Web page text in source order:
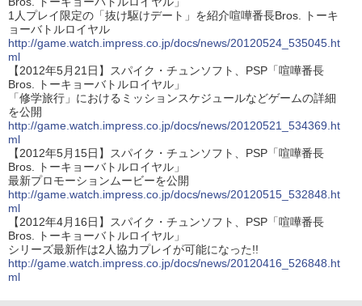
1人プレイ限定の「抜け駆けデート」を紹介喧嘩番長Bros. トーキ
ョーバトルロイヤル
http://game.watch.impress.co.jp/docs/news/20120524_535045.ht
ml
【2012年5月21日】スパイク・チュンソフト、PSP「喧嘩番長
Bros. トーキョーバトルロイヤル」
「修学旅行」におけるミッションスケジュールなどゲームの詳細
を公開
http://game.watch.impress.co.jp/docs/news/20120521_534369.ht
ml
【2012年5月15日】スパイク・チュンソフト、PSP「喧嘩番長
Bros. トーキョーバトルロイヤル」
最新プロモーションムービーを公開
http://game.watch.impress.co.jp/docs/news/20120515_532848.ht
ml
【2012年4月16日】スパイク・チュンソフト、PSP「喧嘩番長
Bros. トーキョーバトルロイヤル」
シリーズ最新作は2人協力プレイが可能になった!!
http://game.watch.impress.co.jp/docs/news/20120416_526848.ht
ml